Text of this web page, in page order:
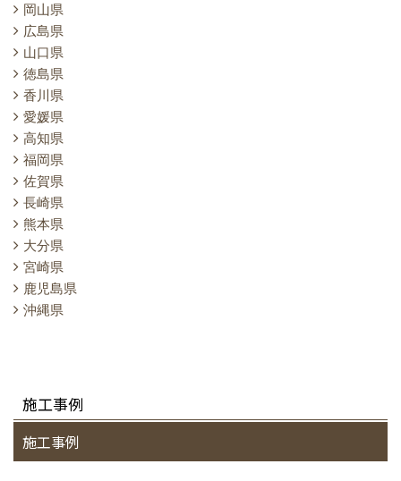
岡山県
広島県
山口県
徳島県
香川県
愛媛県
高知県
福岡県
佐賀県
長崎県
熊本県
大分県
宮崎県
鹿児島県
沖縄県
施工事例
施工事例